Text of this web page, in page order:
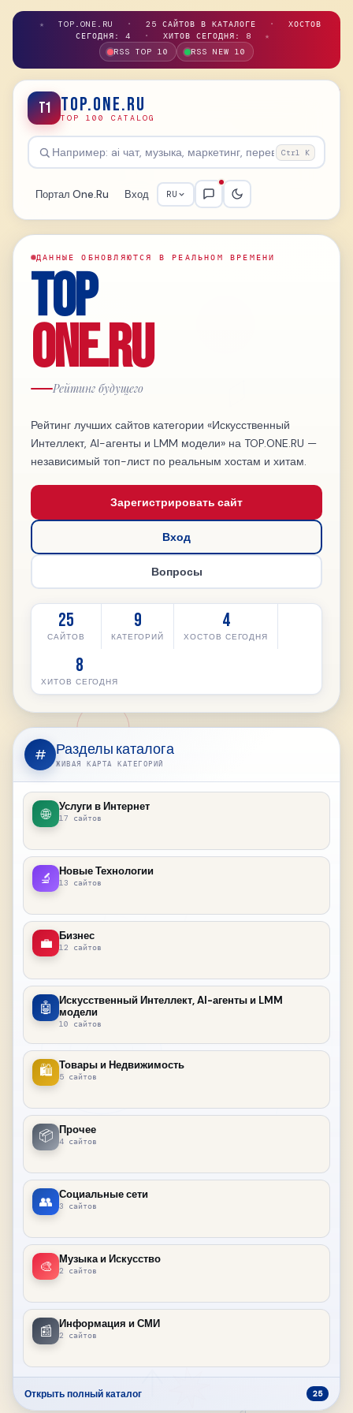
★ TOP.ONE.RU • 25 САЙТОВ В КАТАЛОГЕ •
ХОСТОВ
СЕГОДНЯ: 4
• ХИТОВ СЕГОДНЯ: 8
★
RSS TOP 10
RSS NEW 10
T1 TOP.ONE.RU
TOP 100 CATALOG
Ctrl K
Портал One.Ru Вход RU
ДАННЫЕ ОБНОВЛЯЮТСЯ В РЕАЛЬНОМ ВРЕМЕНИ
TOP
ONE.RU
Рейтинг будущего
Рейтинг лучших сайтов категории «Искусственный
Интеллект, AI-агенты и LMM модели» на TOP.ONE.RU —
независимый топ-лист по реальным хостам и хитам.
Зарегистрировать сайт
Вход
Вопросы
25
САЙТОВ
9
КАТЕГОРИЙ
4
ХОСТОВ СЕГОДНЯ
8
ХИТОВ СЕГОДНЯ
# Разделы каталога
ЖИВАЯ КАРТА КАТЕГОРИЙ
🌐 Услуги в Интернет
17 сайтов
🔬 Новые Технологии
13 сайтов
💼 Бизнес
12 сайтов
🤖
Искусственный Интеллект, AI-агенты и LMM
модели
10 сайтов
🛍 Товары и Недвижимость
5 сайтов
📦 Прочее
4 сайтов
👥 Социальные сети
3 сайтов
🎨 Музыка и Искусство
2 сайтов
📰 Информация и СМИ
2 сайтов
Открыть полный каталог 25